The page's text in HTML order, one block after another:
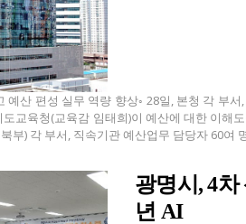
예산 편성 실무 역량 향상◦ 28일, 본청 각 부
교육청(교육감 임태희)이 예산에 대한 이해
부) 각 부서, 직속기관 예산업무 담당자 60
광명시, 4
년 AI